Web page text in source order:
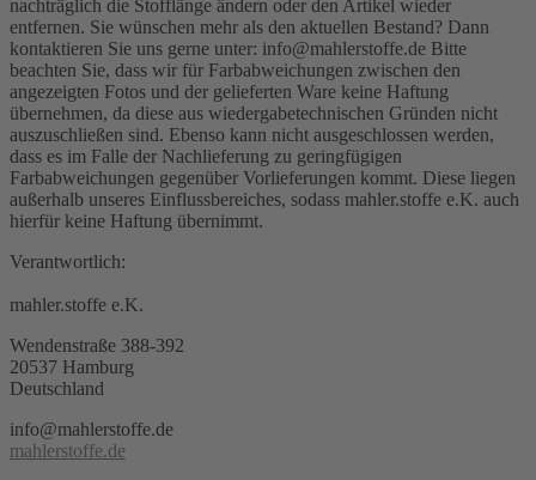
nachträglich die Stofflänge ändern oder den Artikel wieder
entfernen. Sie wünschen mehr als den aktuellen Bestand? Dann
kontaktieren Sie uns gerne unter: info@mahlerstoffe.de Bitte
beachten Sie, dass wir für Farbabweichungen zwischen den
angezeigten Fotos und der gelieferten Ware keine Haftung
übernehmen, da diese aus wiedergabetechnischen Gründen nicht
auszuschließen sind. Ebenso kann nicht ausgeschlossen werden,
dass es im Falle der Nachlieferung zu geringfügigen
Farbabweichungen gegenüber Vorlieferungen kommt. Diese liegen
außerhalb unseres Einflussbereiches, sodass mahler.stoffe e.K. auch
hierfür keine Haftung übernimmt.
Verantwortlich:
mahler.stoffe e.K.
Wendenstraße 388-392
20537 Hamburg
Deutschland
info@mahlerstoffe.de
mahlerstoffe.de